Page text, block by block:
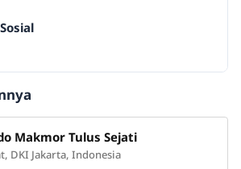
Makmor Tulus Sejati
DKI Jakarta, Indonesia